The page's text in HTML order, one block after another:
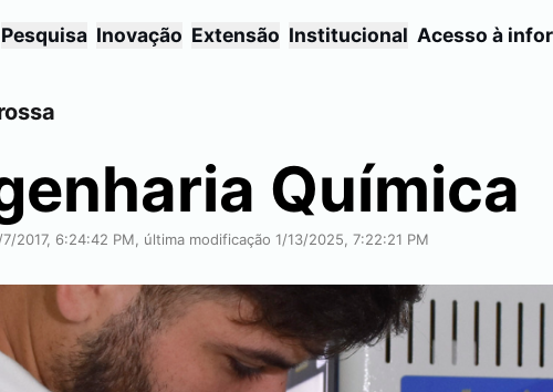
Pesquisa Inovação Extensão Institucional Acesso à
Química
2017, 6:24:42 PM, última modificação 1/13/2025, 7:22:21 PM